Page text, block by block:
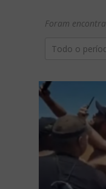
Foram
Todo o